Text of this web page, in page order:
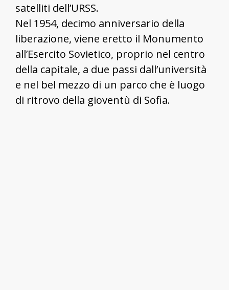
satelliti dell’URSS.
Nel 1954, decimo anniversario della
liberazione, viene eretto il Monumento
all’Esercito Sovietico, proprio nel centro
della capitale, a due passi dall’università
e nel bel mezzo di un parco che è luogo
di ritrovo della gioventù di Sofia.